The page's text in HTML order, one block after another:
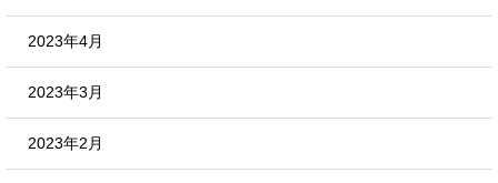
2023年4月
2023年3月
2023年2月